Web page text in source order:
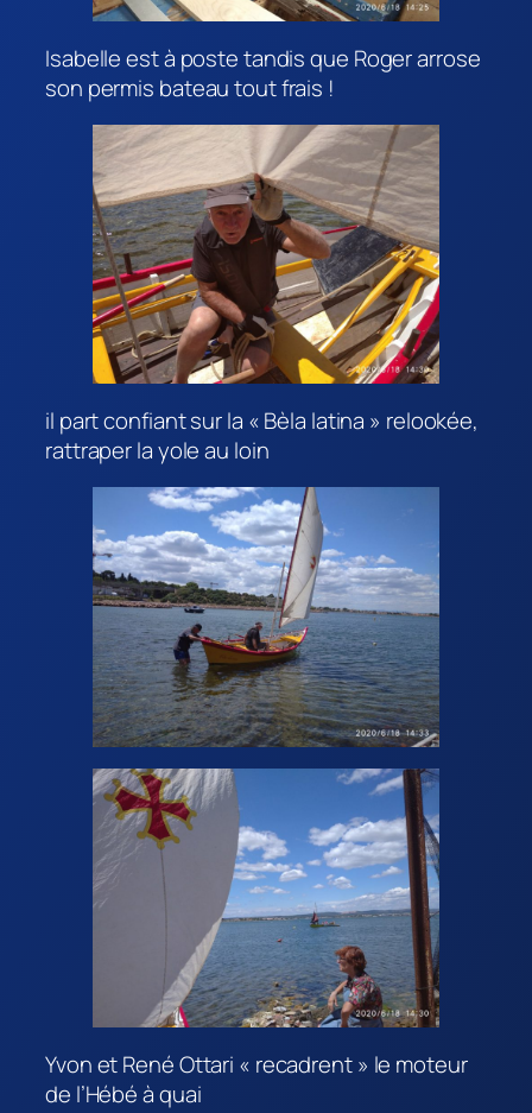
Isabelle est à poste tandis que Roger arrose
son permis bateau tout frais !
il part confiant sur la « Bèla latina » relookée,
rattraper la yole au loin
Yvon et René Ottari « recadrent » le moteur
de l’Hébé à quai